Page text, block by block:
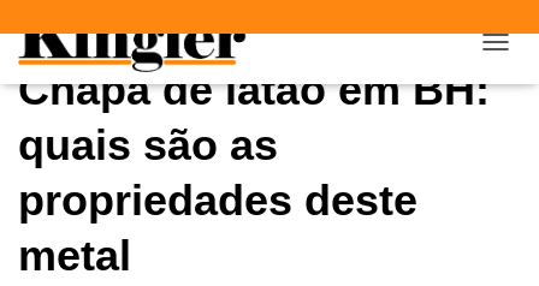
L
Chapa de latão em BH:
quais são as
propriedades deste
metal